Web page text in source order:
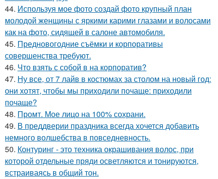
44. Используя мое фото создай фото крупный план
молодой женщины с яркими карими глазами и волосами
как на фото, сидящей в салоне автомобиля.
45. Предновогодние съёмки и корпоративы
совершенства требуют.
46. Что взять с собой в на корпоратив?
47. Ну все, от 7 лайв в костюмах за столом на новый год:
они хотят, чтобы мы приходили почаще: приходили
почаще?
48. Промт. Мое лицо на 100% сохрани.
49. В преддверии праздника всегда хочется добавить
немного волшебства в повседневность.
50. Контуринг - это техника окрашивания волос, при
которой отдельные пряди осветляются и тонируются,
встраиваясь в общий тон.